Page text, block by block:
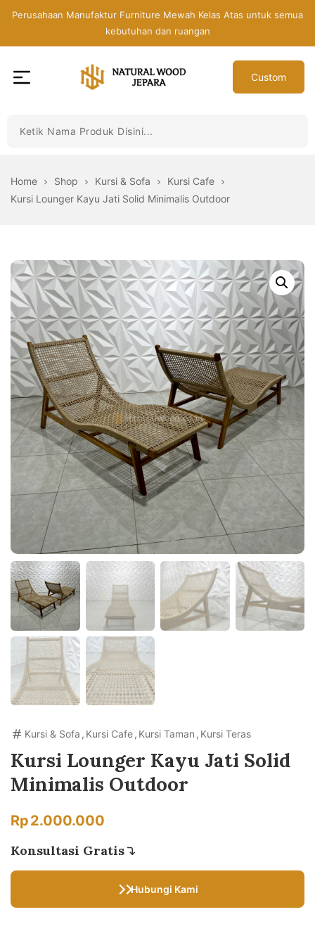
Perusahaan Manufaktur Furniture Mewah Kelas Atas untuk semua
kebutuhan dan ruangan
Jepara
Furniture
Jati
Custom
Home Shop Kursi & Sofa
Kursi Cafe
Kursi Lounger Kayu Jati Solid Minimalis Outdoor
Kursi & Sofa , Kursi Cafe, Kursi Taman , Kursi Teras
Kursi Lounger Kayu Jati Solid
Minimalis Outdoor
Rp2.000.000
Konsultasi Gratis
Hubungi Kami